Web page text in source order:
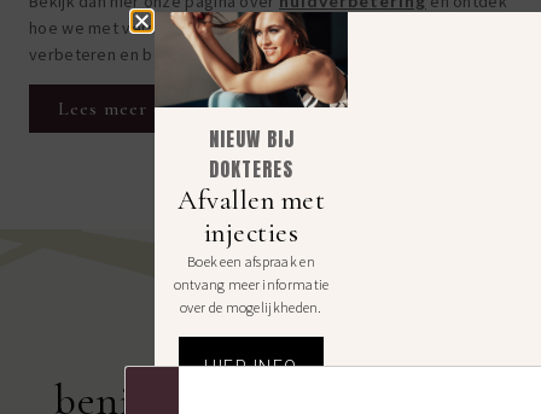
hoe we met verschillende technieken de huidkwaliteit
verbeteren en behouden.
Lees meer over huidverbetering bij dokteres
benieuwd wat we voor je
NIEUW BIJ
DOKTERES
Afvallen met
injecties
Boek een afspraak en
ontvang meer informatie
over de mogelijkheden.
HIER INFO